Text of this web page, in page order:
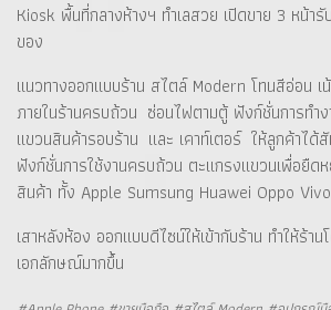
Kiosk พื้นที่กลางห้างฯ ทำเลสวย เปิดขาย 3 หน้ารั
ของ
แนวทางออกแบบร้าน สไตล์ Modern โทนสีอ่อน เ
ภายในร้านครบถ้วน ซ่อนไฟตามตู้ ฟังก์ชั่นการทำ
แขวนสินค้ารอบร้าน และ เคาท์เตอร์ ให้ลูกค้าได้
ฟังก์ชั่นการใช้งานครบถ้วน ตะแกรงแขวนเพื่อยืด
สินค้า ทั้ง Apple Sumsung Huawei Oppo
เสาหลังห้อง ออกแบบดีไซน์ให้เข้ากับร้าน ทำให้ร้าน
เอกลักษณ์มากขึ้น